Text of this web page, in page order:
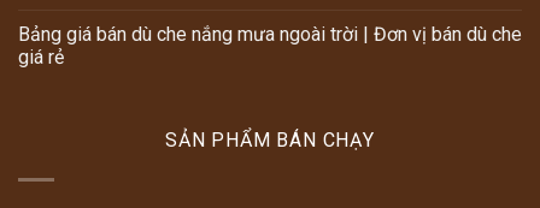
Bảng giá bán dù che nắng mưa ngoài trời | Đơn vị bán dù che
giá rẻ
SẢN PHẨM BÁN CHẠY